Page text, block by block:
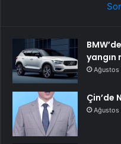
yangın
Ağustos
Çin’de
Ağustos